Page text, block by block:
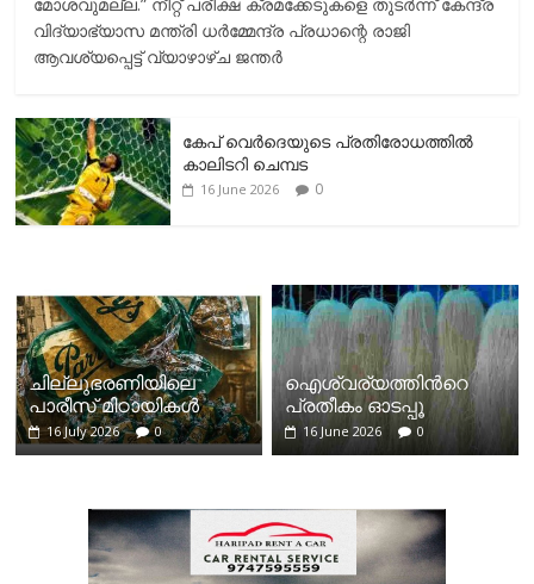
വിദ്യാഭ്യാസ മന്ത്രി ധർമ്മേന്ദ്ര പ്രധാന്റെ രാജി
ആവശ്യപ്പെട്ട് വ്യാഴാഴ്ച ജന്തർ
കേപ് വെര്‍ദെയുടെ പ്രതിരോധത്തില്‍
കാലിടറി ചെമ്പട
16 June 2026 0
ചില്ലുഭരണിയിലെ
പാരീസ് മിഠായികള്‍
16 July 2026 0
ഐശ്വര്യത്തിന്‍റെ
പ്രതീകം ഓടപ്പൂ
16 June 2026 0